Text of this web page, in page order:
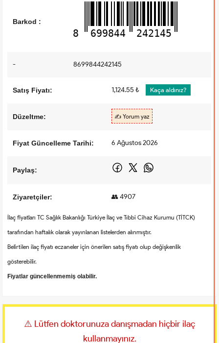
Barkod :
8 699844 242145
- 8699844242145
Satış Fiyatı: 1,124.55 ₺ Kaça aldınız?
Düzeltme: ✍️ Yorum yaz
Fiyat Güncelleme Tarihi: 6 Ağustos 2026
Paylaş:
Ziyaretçiler: 👥 4907
İlaç fiyatları TC Sağlık Bakanlığı Türkiye İlaç ve Tıbbi Cihaz Kurumu (TİTCK)
tarafından haftalık olarak yayınlanan listelerden alınmıştır.
Belirtilen ilaç fiyatı eczaneler için önerilen satış fiyatı olup değişkenlik
gösterebilir.
Fiyatlar güncellenmemiş olabilir.
⚠️ Lütfen doktorunuza danışmadan hiçbir ilaç
kullanmayınız.